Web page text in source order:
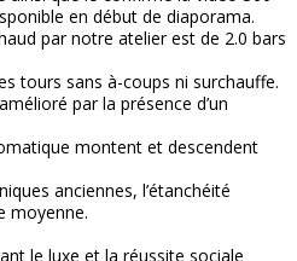
en début de diaporama.
par notre atelier est de 2.0 bars
tours sans à-coups ni surchauffe.
par la présence d’un
montent et descendent
anciennes, l’étanchéité
moyenne.
le luxe et la réussite sociale